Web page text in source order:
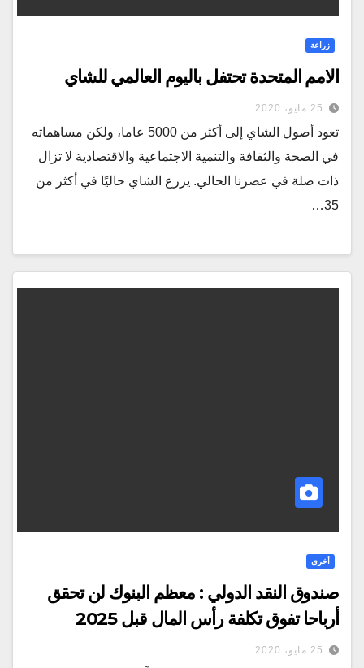
زراعة
الامم المتحدة تحتفل باليوم العالمي للشاي
25 مايو، 2020
تعود أصول الشاي إلى أكثر من 5000 عاما، ولكن مساهماته
في الصحة والثقافة والتنمية الاجتماعية والاقتصادية لا تزال
ذات صلة في عصرنا الحالي. يزرع الشاي حاليًا في أكثر من
35…
أخرى
صندوق النقد الدولي : معظم البنوك لن تحقق
أرباحا تفوق تكلفة رأس المال قبل 2025
25 مايو، 2020